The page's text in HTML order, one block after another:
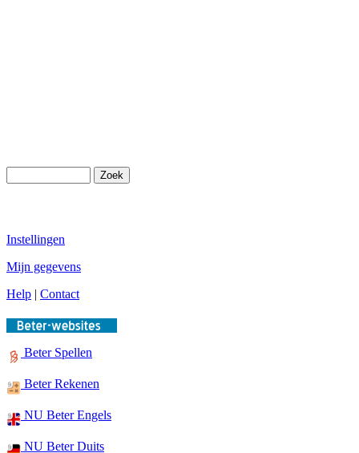
Instellingen
Mijn gegevens
Help | Contact
Beter Spellen
Beter Rekenen
NU Beter Engels
NU Beter Duits